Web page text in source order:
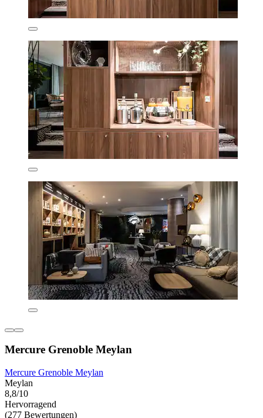
Mercure Grenoble Meylan
Mercure Grenoble Meylan
Meylan
8,8/10
Hervorragend
(277 Bewertungen)